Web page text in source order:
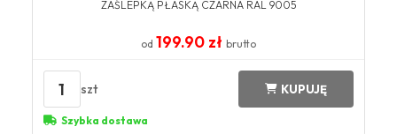
ZAŚLEPKĄ PŁASKĄ CZARNA RAL 9005
od 199.90 zł brutto
1 szt KUPUJĘ
Szybka dostawa